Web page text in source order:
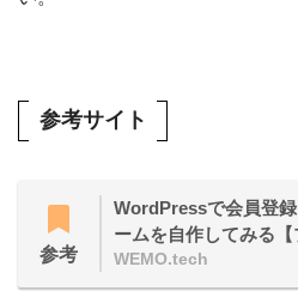
参考サイト
参考
WordPressで会員登
ームを自作してみる【
WEMO.tech